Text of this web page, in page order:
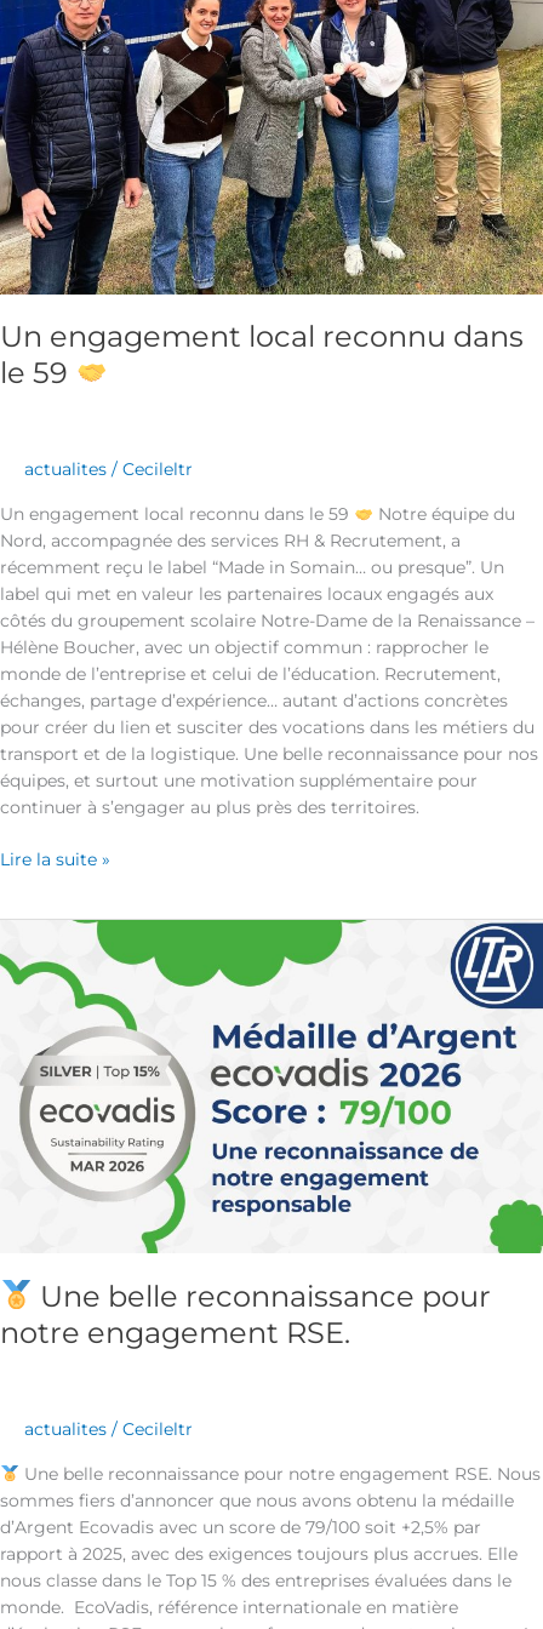
Un engagement local reconnu dans
le 59
actualites / Cecileltr
Un engagement local reconnu dans le 59
Notre équipe du
Nord, accompagnée des services RH & Recrutement, a
récemment reçu le label “Made in Somain… ou presque”. Un
label qui met en valeur les partenaires locaux engagés aux
côtés du groupement scolaire Notre-Dame de la Renaissance –
Hélène Boucher, avec un objectif commun : rapprocher le
monde de l’entreprise et celui de l’éducation. Recrutement,
échanges, partage d’expérience… autant d’actions concrètes
pour créer du lien et susciter des vocations dans les métiers du
transport et de la logistique. Une belle reconnaissance pour nos
équipes, et surtout une motivation supplémentaire pour
continuer à s’engager au plus près des territoires.
Lire la suite »
Une belle reconnaissance pour
notre engagement RSE.
actualites / Cecileltr
Une belle reconnaissance pour notre engagement RSE. Nous
sommes fiers d’annoncer que nous avons obtenu la médaille
d’Argent Ecovadis avec un score de 79/100 soit +2,5% par
rapport à 2025, avec des exigences toujours plus accrues. Elle
nous classe dans le Top 15 % des entreprises évaluées dans le
monde. EcoVadis, référence internationale en matière
Une
belle
reconnaissance
notre
engagement
RSE.